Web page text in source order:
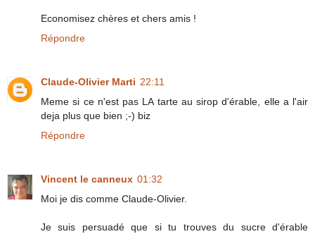
Economisez chères et chers amis !
Répondre
Claude-Olivier Marti 22:11
Meme si ce n'est pas LA tarte au sirop d'érable, elle a l'air
deja plus que bien ;-) biz
Répondre
Vincent le canneux 01:32
Moi je dis comme Claude-Olivier.
Je suis persuadé que si tu trouves du sucre d'érable